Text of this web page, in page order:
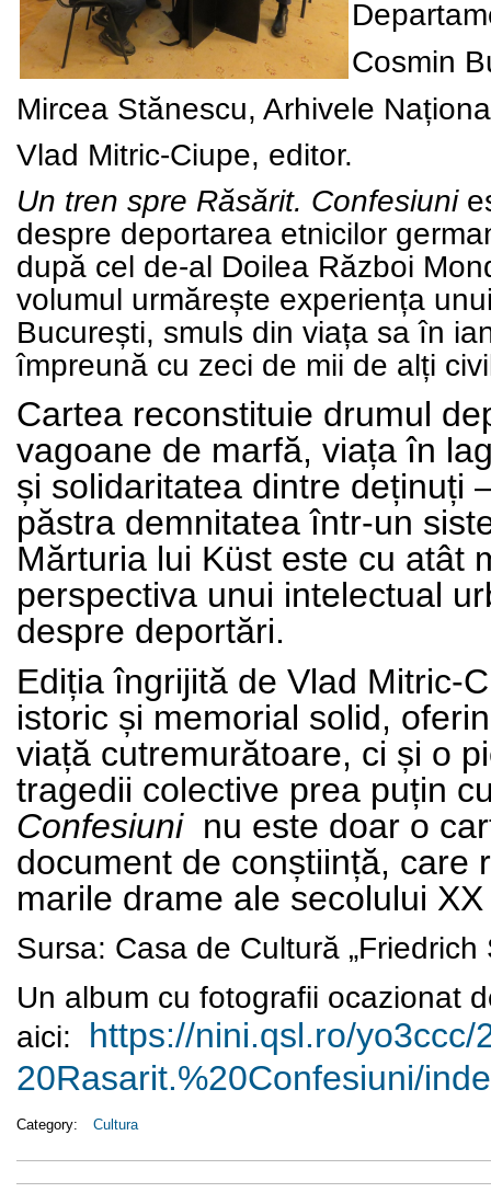
Cosmin
Mircea Stănescu, Arhivele
Vlad Mitric-Ciupe, editor.
Un tren spre Răsărit. Confesiuni
despre deportarea etnicilor
după cel de-al Doilea Război
volumul urmărește experiența
București, smuls din viața sa în
împreună cu zeci de mii de alți
Cartea reconstituie drumul
vagoane de marfă, viața în
și solidaritatea dintre deținuți
păstra demnitatea într-un
Mărturia lui Küst este cu atât
perspectiva unui intelectual
despre deportări.
Ediția îngrijită de Vlad Mitric-
istoric și memorial solid,
viață cutremurătoare, ci și o
tragedii colective prea puțin
Confesiuni nu este doar o
document de conștiință, care
marile drame ale secolului
Sursa: Casa de Cultură „Friedrich
Un album cu fotografii ocazionat
aici: https://nini.qsl.ro/yo3ccc/
20Rasarit.%20Confesiuni/
Category: Cultura